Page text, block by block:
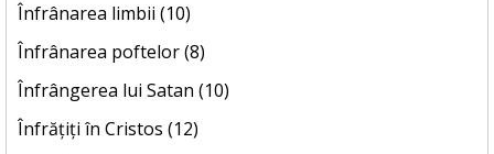
Înfrânarea limbii (10)
Înfrânarea poftelor (8)
Înfrângerea lui Satan (10)
Înfrățiți în Cristos (12)